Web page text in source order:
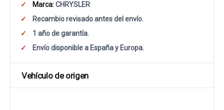
Marca:CHRYSLER
Recambio revisado antes del envío.
1 año de garantía.
Envío disponible a España y Europa.
Vehículo de origen